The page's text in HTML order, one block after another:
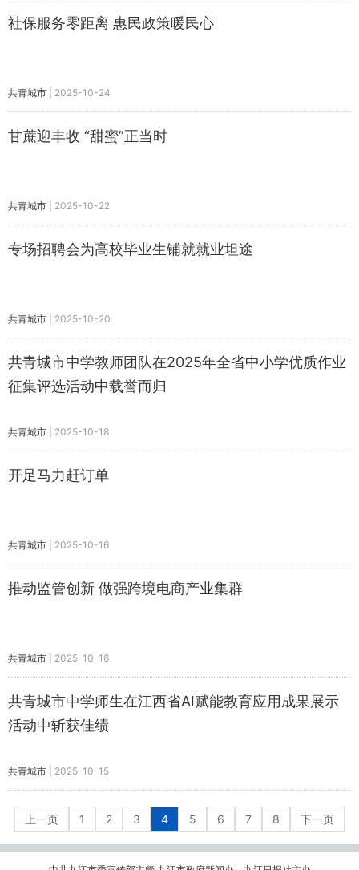
社保服务零距离 惠民政策暖民心
共青城市 2025-10-24
甘蔗迎丰收 “甜蜜”正当时
共青城市 2025-10-22
专场招聘会为高校毕业生铺就就业坦途
共青城市 2025-10-20
共青城市中学教师团队在2025年全省中小学优质作业
征集评选活动中载誉而归
共青城市 2025-10-18
开足马力赶订单
共青城市 2025-10-16
推动监管创新 做强跨境电商产业集群
共青城市 2025-10-16
共青城市中学师生在江西省AI赋能教育应用成果展示
活动中斩获佳绩
共青城市 2025-10-15
上一页 1 2 3 4 5 6 7 8 下一页